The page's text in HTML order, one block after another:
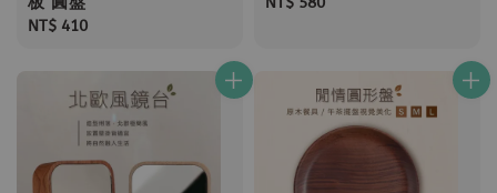
Regular
NT$ 410